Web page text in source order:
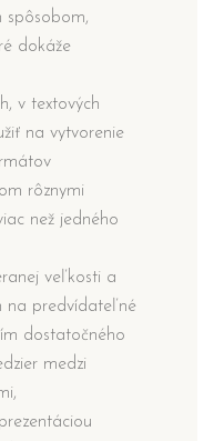
spôsobom,
dokáže
v textových
na vytvorenie
rôznymi
než jedného
veľkosti a
na predvídateľné
dostatočného
medzi